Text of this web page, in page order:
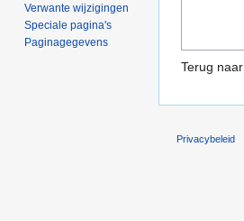
Terug naar
Verwante wijzigingen
Speciale pagina's
Paginagegevens
Privacybeleid